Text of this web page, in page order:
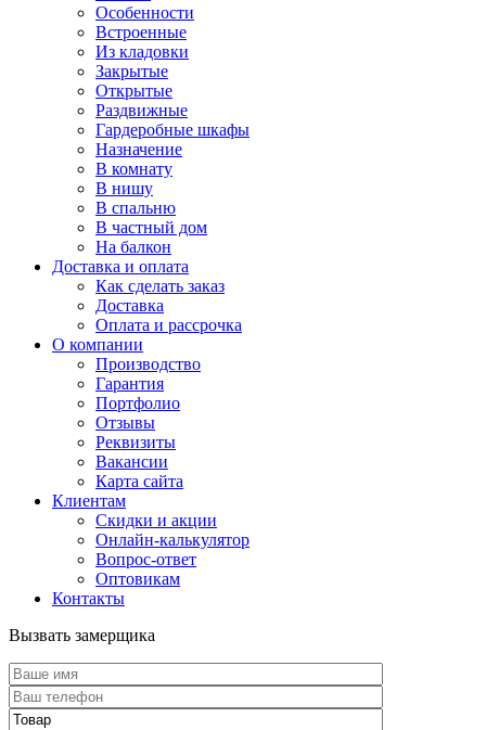
Особенности
Встроенные
Из кладовки
Закрытые
Открытые
Раздвижные
Гардеробные шкафы
Назначение
В комнату
В нишу
В спальню
В частный дом
На балкон
Доставка и оплата
Как сделать заказ
Доставка
Оплата и рассрочка
О компании
Производство
Гарантия
Портфолио
Отзывы
Реквизиты
Вакансии
Карта сайта
Клиентам
Скидки и акции
Онлайн-калькулятор
Вопрос-ответ
Оптовикам
Контакты
Вызвать замерщика